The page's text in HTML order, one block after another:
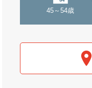
45～54歳